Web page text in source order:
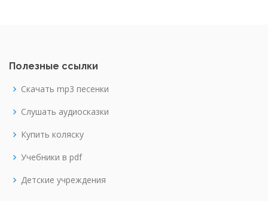
Полезные ссылки
Скачать mp3 песенки
Слушать аудиосказки
Купить коляску
Учебники в pdf
Детские учреждения